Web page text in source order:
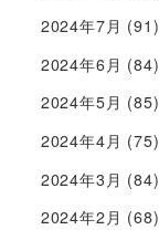
2024年7月 (91)
2024年6月 (84)
2024年5月 (85)
2024年4月 (75)
2024年3月 (84)
2024年2月 (68)